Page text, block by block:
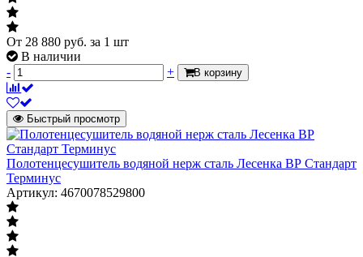
От 28 880 руб. за 1 шт
В наличии
-
+ В корзину
Быстрый просмотр
Полотенцесушитель водяной нерж сталь Лесенка ВР Стандарт
Терминус
Артикул: 4670078529800